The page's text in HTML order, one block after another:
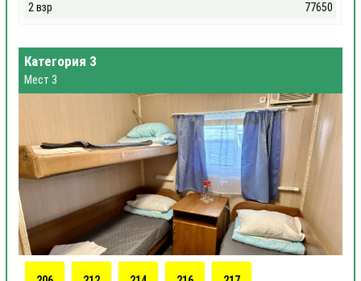
2 взр
77650
Категория 3
Мест 3